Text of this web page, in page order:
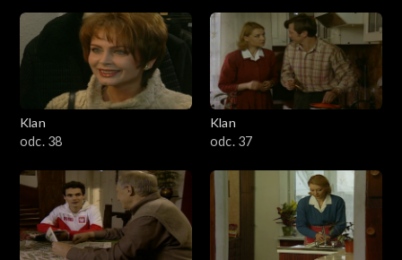
Klan
odc. 38
Klan
odc. 37